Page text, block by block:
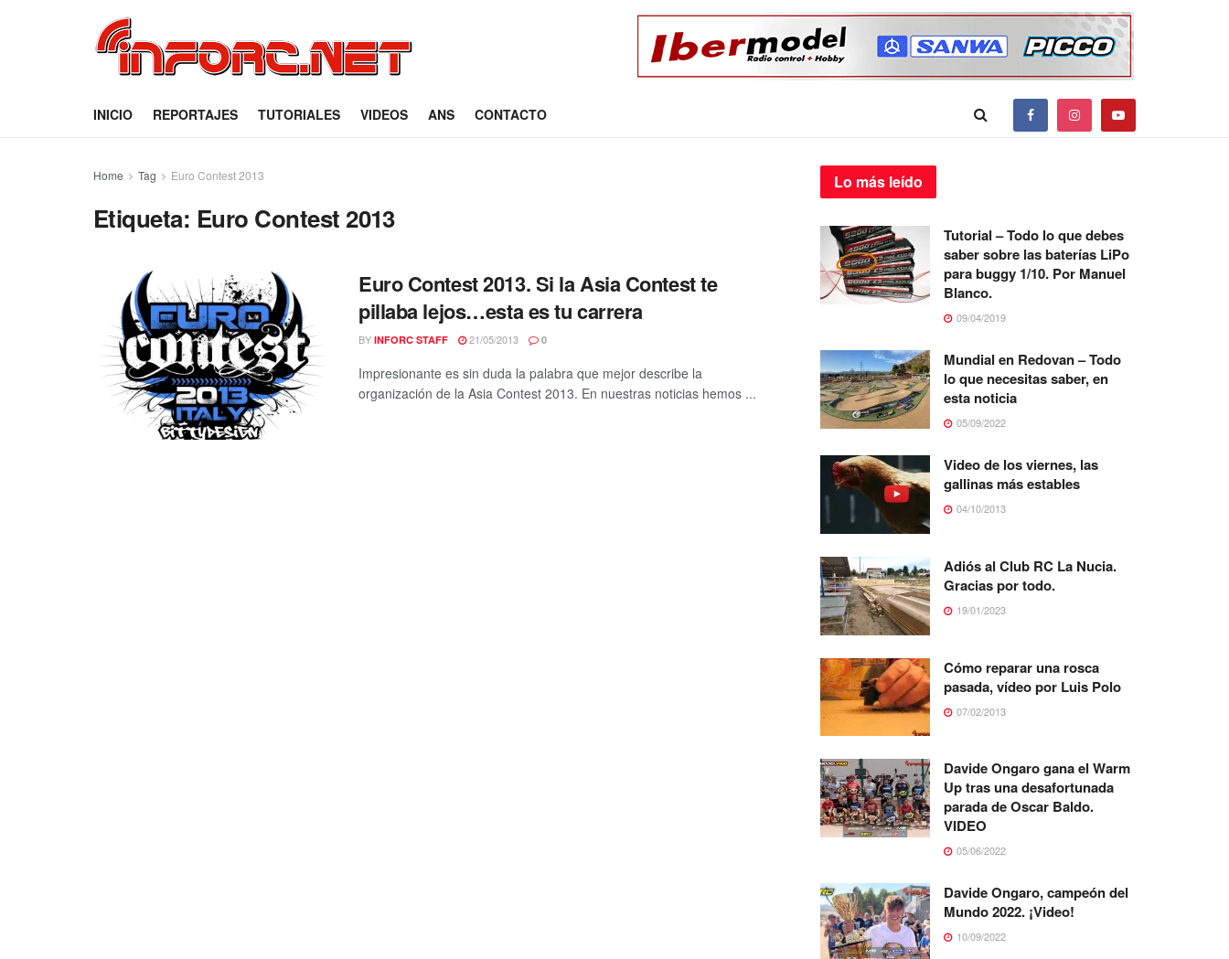
INICIO REPORTAJES TUTORIALES VIDEOS ANS CONTACTO
Home Tag Euro Contest 2013
Etiqueta: Euro Contest 2013
Euro Contest 2013. Si la Asia Contest te
pillaba lejos…esta es tu carrera
BY INFORC STAFF 21/05/2013 0
Impresionante es sin duda la palabra que mejor describe la
organización de la Asia Contest 2013. En nuestras noticias hemos ...
Lo más leído
Tutorial – Todo lo que debes
saber sobre las baterías LiPo
para buggy 1/10. Por Manuel
Blanco.
09/04/2019
Mundial en Redovan – Todo
lo que necesitas saber, en
esta noticia
05/09/2022
Video de los viernes, las
gallinas más estables
04/10/2013
Adiós al Club RC La Nucia.
Gracias por todo.
19/01/2023
Cómo reparar una rosca
pasada, vídeo por Luis Polo
07/02/2013
Davide Ongaro gana el Warm
Up tras una desafortunada
parada de Oscar Baldo.
VIDEO
05/06/2022
Davide Ongaro, campeón del
Mundo 2022. ¡Video!
10/09/2022